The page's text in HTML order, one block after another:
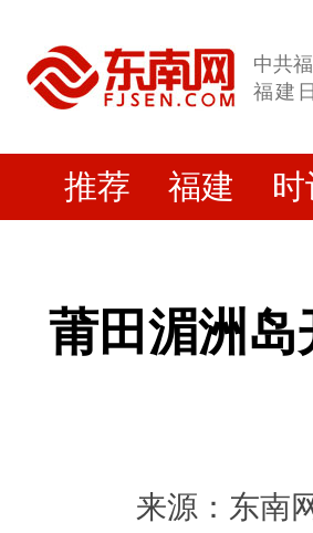
中共
福建
推荐 福建 时
莆田湄洲
来源：东南